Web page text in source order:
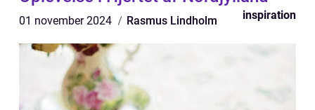
01 november 2024 Rasmus Lindholm inspiration